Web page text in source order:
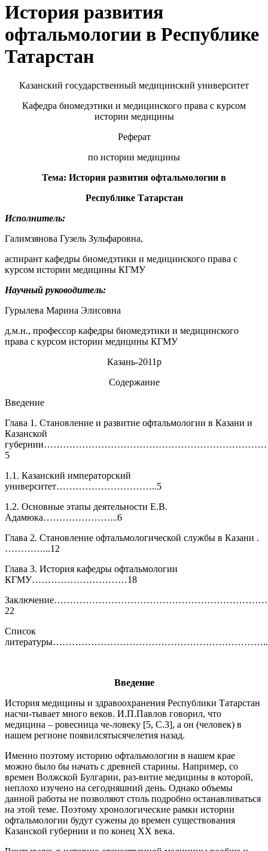
История развития
офтальмологии в Республике
Татарстан
Казанский государственный медицинский университет
Кафедра биомедэтики и медицинского права с курсом
истории медицины
Реферат
по истории медицины
Тема: История развития офтальмологии в
Республике Татарстан
Исполнитель:
Галимзянова Гузель Зульфаровна,
аспирант кафедры биомедэтики и медицинского права с
курсом истории медицины КГМУ
Научный руководитель:
Гурылева Марина Элисовна
д.м.н., профессор кафедры биомедэтики и медицинского
права с курсом истории медицины КГМУ
Казань-2011р
Содержание
Введение
Глава 1. Становление и развитие офтальмологии в Казани и
Казанской
5
1.1. Казанский императорский
университет…………………………..5
1.2. Основные этапы деятельности Е.В.
Адамюка…………………...6
Глава 2. Становление офтальмологической службы в Казани .
…………...12
Глава 3. История кафедры офтальмологии
КГМУ…………………………18
22
Список
Введение
История медицины и здравоохранения Республики Татарстан
насчи-тывает много веков. И.П.Павлов говорил, что
медицина – ровесница че-ловеку [5, С.3], а он (человек) в
нашем регионе появилсятысячелетия назад.
Именно поэтому историю офтальмологии в нашем крае
можно было бы начать с древней старины. Например, со
времен Волжской Булгарии, раз-витие медицины в которой,
неплохо изучено на сегодняшний день. Однако объемы
данной работы не позволяют столь подробно останавливаться
на этой теме. Поэтому хронологические рамки истории
офтальмологии будут сужены до времен существования
Казанской губернии и по конец ХХ века.